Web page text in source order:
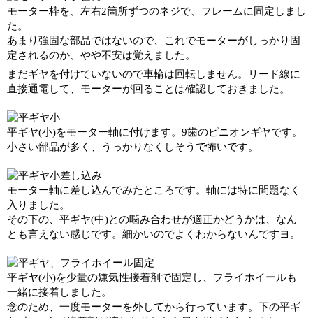
モーター枠を、左右2箇所ずつのネジで、フレームに固定しまし
た。
あまり強固な部品ではないので、これでモーターがしっかり固
定されるのか、やや不安は覚えました。
まだギヤを付けていないので車輪は回転しません。リード線に
直接通電して、モーターが回ることは確認しておきました。
平ギヤ(小)をモーター軸に付けます。9歯のピニオンギヤです。
小さい部品が多く、うっかりなくしそうで怖いです。
モーター軸に差し込んでみたところです。軸には特に問題なく
入りました。
その下の、平ギヤ(中)との噛み合わせが適正かどうかは、なん
とも言えない感じです。細かいのでよくわからないんですヨ。
平ギヤ(小)を少量の嫌気性接着剤で固定し、フライホイールも
一緒に接着しました。
念のため、一度モーターを外してから行っています。下の平ギ